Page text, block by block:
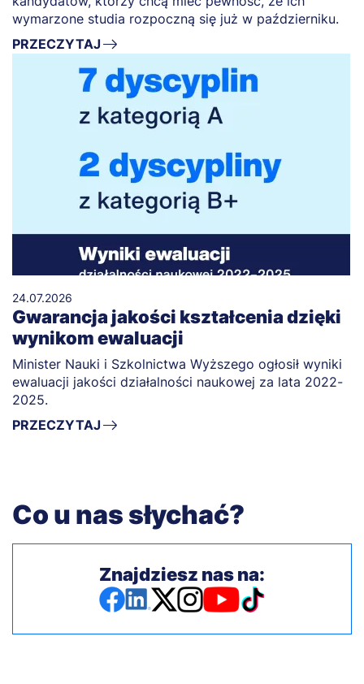
wymarzone studia rozpoczną się już w październiku.
PRZECZYTAJ
24.07.2026
Gwarancja jakości kształcenia dzięki
wynikom ewaluacji
Minister Nauki i Szkolnictwa Wyższego ogłosił wyniki
ewaluacji jakości działalności naukowej za lata 2022-
2025.
PRZECZYTAJ
Co u nas słychać?
Znajdziesz nas na: